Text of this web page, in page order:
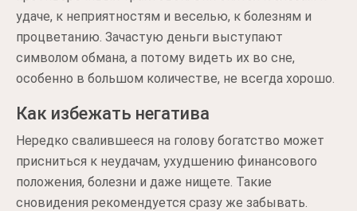
удаче, к неприятностям и веселью, к болезням и
процветанию. Зачастую деньги выступают
символом обмана, а потому видеть их во сне,
особенно в большом количестве, не всегда хорошо.
Как избежать негатива
Нередко свалившееся на голову богатство может
присниться к неудачам, ухудшению финансового
положения, болезни и даже нищете. Такие
сновидения рекомендуется сразу же забывать.